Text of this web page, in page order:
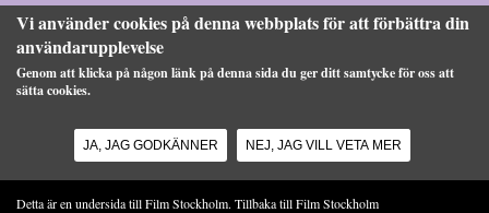
Vi använder cookies på denna webbplats för att förbättra din
användarupplevelse
Genom att klicka på någon länk på denna sida du ger ditt samtycke för oss att
sätta cookies.
JA, JAG GODKÄNNER NEJ, JAG VILL VETA MER
Detta är en undersida till Film Stockholm. Tillbaka tillFilm Stockholm